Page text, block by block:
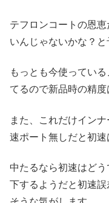
テフロンコートの恩
いんじゃないかな？と
もっとも今使ってい
てるので新品時の精度
また、これだけイン
速ポート無しだと初速
中たるなら初速はど
下するようだと初速